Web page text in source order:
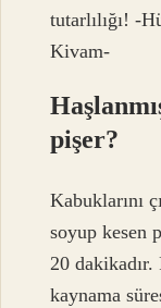
tutarlılığı! -
Kivam-
pişer?
Kabuklarını
soyup kesen
20
kaynama